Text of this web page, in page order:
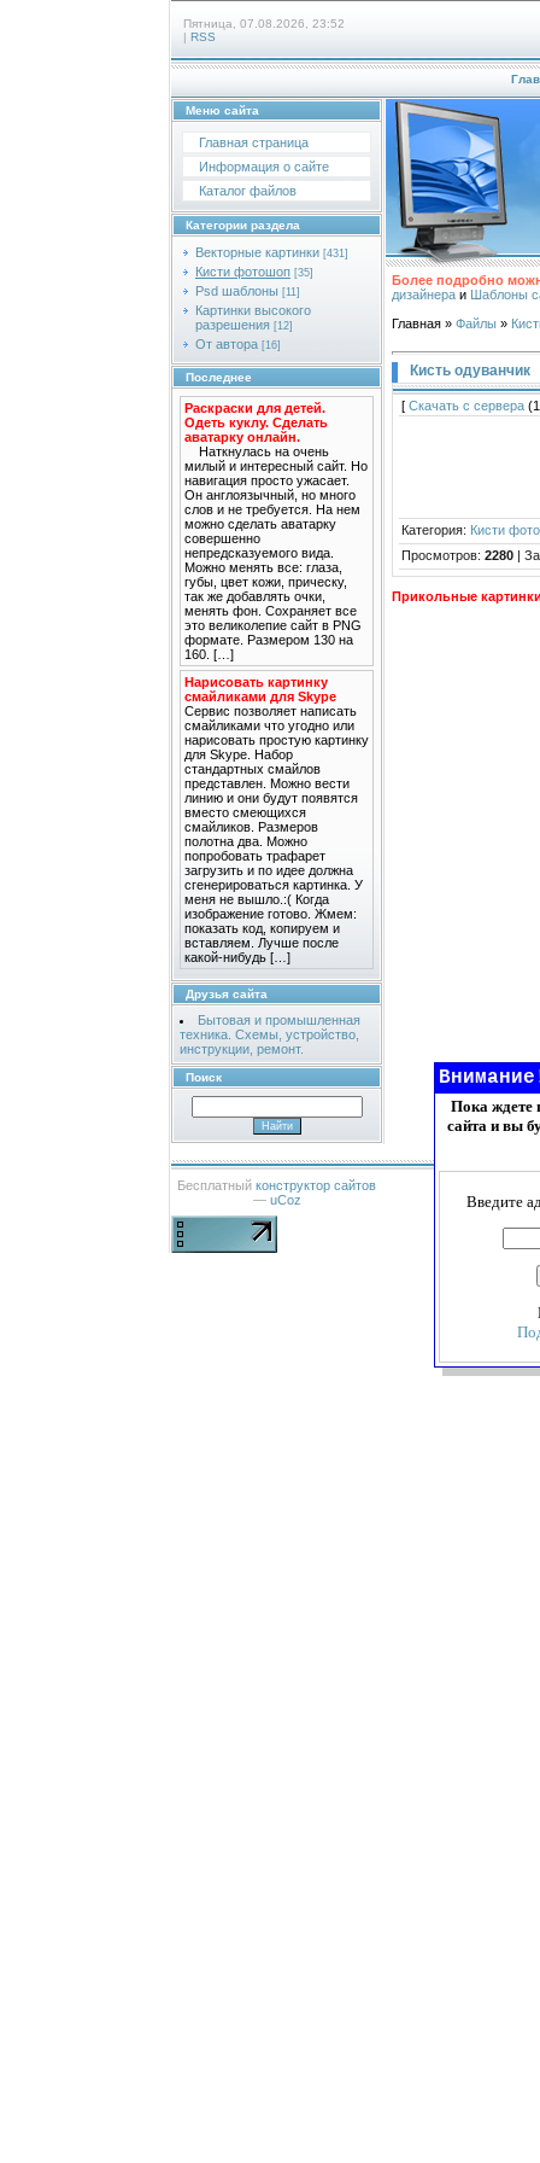
Пятница, 07.08.2026, 23:52
| RSS
Меню сайта
Главная страница
Информация о сайте
Каталог файлов
Категории раздела
Векторные картинки [431]
Кисти фотошоп [35]
Psd шаблоны [11]
Картинки высокого
разрешения [12]
От автора [16]
Последнее
Раскраски для детей.
Одеть куклу. Сделать
аватарку онлайн.
Наткнулась на очень
милый и интересный сайт. Но
навигация просто ужасает.
Он англоязычный, но много
слов и не требуется. На нем
можно сделать аватарку
совершенно
непредсказуемого вида.
Можно менять все: глаза,
губы, цвет кожи, прическу,
так же добавлять очки,
менять фон. Сохраняет все
это великолепие сайт в PNG
формате. Размером 130 на
160. […]
Нарисовать картинку
смайликами для Skype
Сервис позволяет написать
смайликами что угодно или
нарисовать простую картинку
для Skype. Набор
стандартных смайлов
представлен. Можно вести
линию и они будут появятся
вместо смеющихся
смайликов. Размеров
полотна два. Можно
попробовать трафарет
загрузить и по идее должна
сгенерироваться картинка. У
меня не вышло.:( Когда
изображение готово. Жмем:
показать код, копируем и
вставляем. Лучше после
какой-нибудь […]
Друзья сайта
Бытовая и промышленная
техника. Схемы, устройство,
инструкции, ремонт.
Поиск
Более подробно
дизайнера и Шаблоны
Главная » Файлы »
Кисть одуванчик
[ Скачать с сервера
Категория: Кисти
Просмотров: 2280 |
Прикольные
Бесплатный конструктор сайтов
— uCoz
Пока ждете
сайта и вы
Введите